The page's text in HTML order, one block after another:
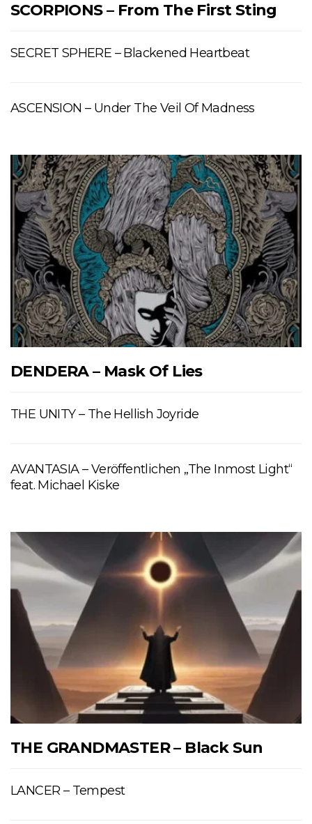
SCORPIONS – From The First Sting
SECRET SPHERE – Blackened Heartbeat
ASCENSION – Under The Veil Of Madness
DENDERA – Mask Of Lies
THE UNITY – The Hellish Joyride
AVANTASIA – Veröffentlichen „The Inmost Light“
feat. Michael Kiske
THE GRANDMASTER – Black Sun
LANCER – Tempest